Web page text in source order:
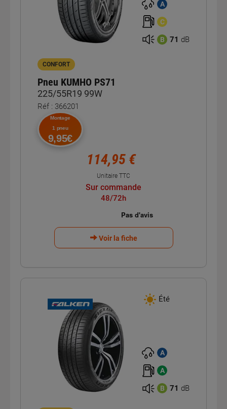
A
C
B 71 dB
CONFORT
Pneu KUMHO PS71
225/55R19 99W
Réf : 366201
Montage
1 pneu
9,95€
114,95 €
Unitaire TTC
Sur commande
48/72h
Voir la fiche
Été
A
A
B 71 dB